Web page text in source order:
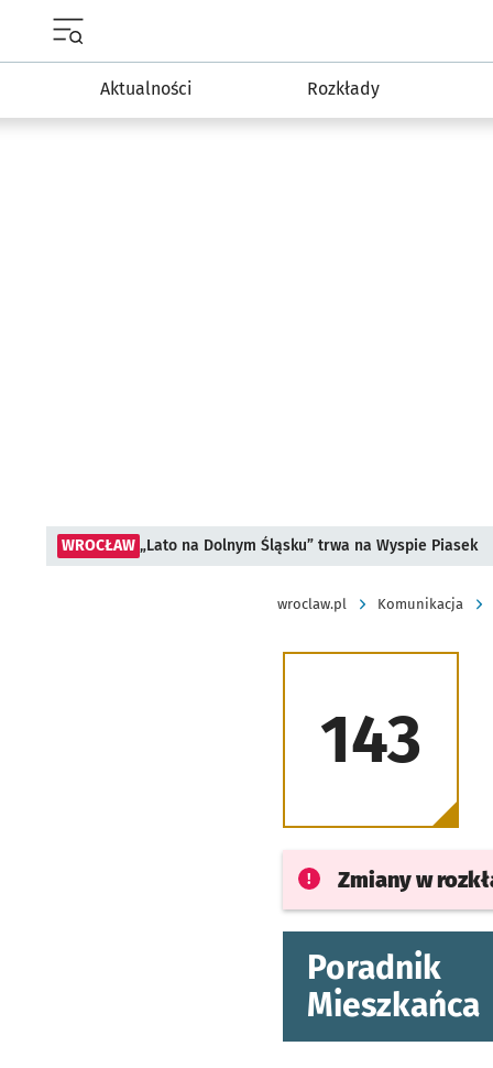
Aktualności Rozkłady
WROCŁAW „Lato na Dolnym Śląsku” trwa na Wyspie Piasek
wroclaw.pl Komunikacja
143
Zmiany w
Poradnik
Mieszkańca